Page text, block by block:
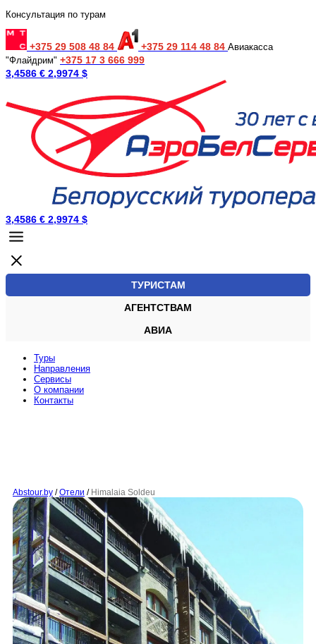
Консультация по турам
+375 29 508 48 84 +375 29 114 48 84 Авиакасса
"Флайдрим" +375 17 3 666 999
3,4586 € 2,9974 $
3,4586 € 2,9974 $
ТУРИСТАМ
АГЕНТСТВАМ
АВИА
Туры
Направления
Сервисы
O компании
Контакты
Abstour.by / Отели / Himalaia Soldeu